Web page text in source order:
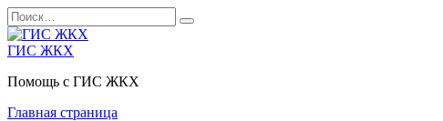
Перейти
к
содержанию
Search
for:
ГИС ЖКХ
Помощь с ГИС ЖКХ
Главная страница